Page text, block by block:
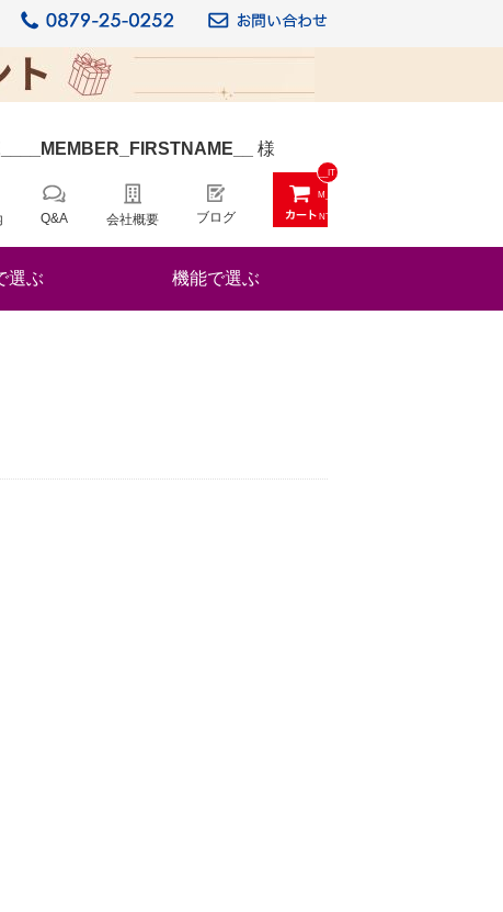
__MEMBER_FIRSTNAME__ 様
Q&A 会社概要 ブログ
__IT
M_C
NT_
選ぶ 機能で選ぶ